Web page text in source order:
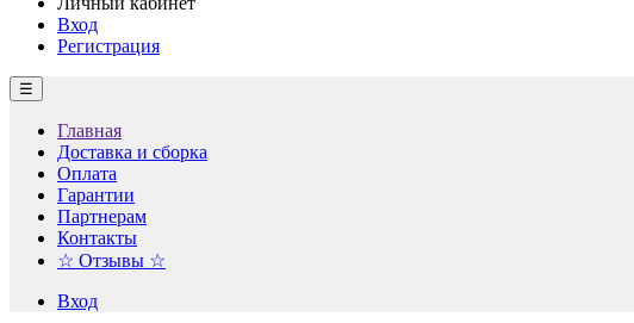
Вход
Регистрация
☰
Главная
Доставка и сборка
Оплата
Гарантии
Партнерам
Контакты
☆ Отзывы ☆
Вход